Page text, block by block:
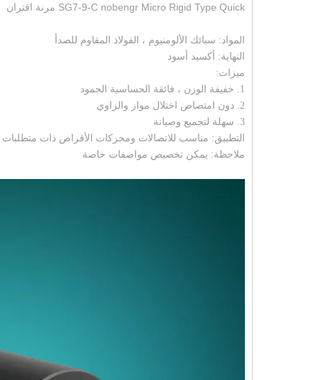
SG7-9-C nobengr Micro Rigid Type Quick مرنة اقتران
المواد: سبائك الألومنيوم ، الفولاذ المقاوم للصدأ
النهاية: أكسيد أسود
ميزات:
1. خفيفة الوزن ، فائقة الحساسية الجمود
2. دون امتصاص اختلال مواز والزاوي
3. سهلة لتجميع وصيانة
التطبيق: مناسب للاتصالات ومحركات الأقراص ذات متطلبات
ملاحظة: يمكن تخصيص مواصفات خاصة